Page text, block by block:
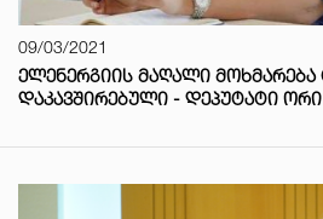
09/03/2021
ᲔᲚᲔᲜᲔᲠᲒᲘᲘᲡ ᲛᲐᲦᲐᲚᲘ ᲛᲝᲮᲛᲐᲠᲔᲑᲐ
ᲓᲐᲙᲐᲕᲨᲘᲠᲔᲑᲣᲚᲘ - ᲓᲔᲞᲣᲢᲐᲢᲘ